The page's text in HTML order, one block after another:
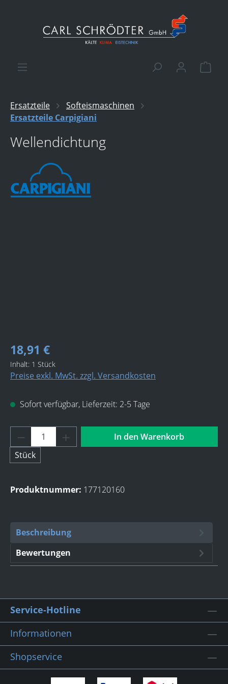
Ersatzteile
Softeismaschinen
Ersatzteile Carpigiani
Wellendichtung
18,91 €
Inhalt: 1 Stück
Preise exkl. MwSt. zzgl. Versandkosten
Sofort verfügbar, Lieferzeit: 2-5 Tage
Produkt Anzahl: Gib den gewünschten
Stück
In den Warenkorb
Produktnummer: 177120160
Beschreibung
Bewertungen
Service-Hotline
Informationen
Shopservice